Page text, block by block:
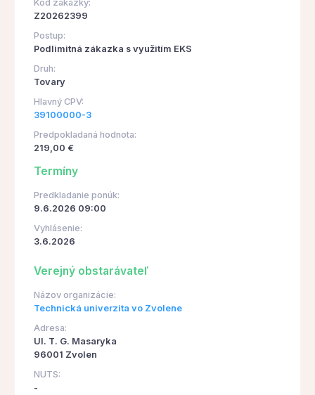
Kód zákazky:
Z20262399
Postup:
Podlimitná zákazka s využitím EKS
Druh:
Tovary
Hlavný CPV:
39100000-3
Predpokladaná hodnota:
219,00 €
Termíny
Predkladanie ponúk:
9.6.2026 09:00
Vyhlásenie:
3.6.2026
Verejný obstarávateľ
Názov organizácie:
Technická univerzita vo Zvolene
Adresa:
Ul. T. G. Masaryka
96001 Zvolen
NUTS:
-